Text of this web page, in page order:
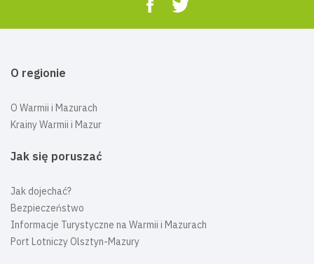
O regionie
O Warmii i Mazurach
Krainy Warmii i Mazur
Jak się poruszać
Jak dojechać?
Bezpieczeństwo
Informacje Turystyczne na Warmii i Mazurach
Port Lotniczy Olsztyn-Mazury